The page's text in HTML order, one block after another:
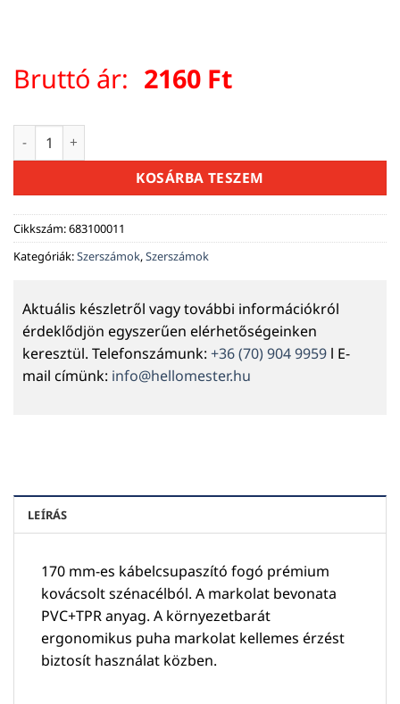
Bruttó ár: 2160 Ft
Blankoló fogó 170mm mennyiség
KOSÁRBA TESZEM
Cikkszám:683100011
Kategóriák:Szerszámok,Szerszámok
Aktuális készletről vagy további információkról
érdeklődjön egyszerűen elérhetőségeinken
keresztül. Telefonszámunk: +36 (70) 904 9959 l E-
mail címünk: info@hellomester.hu
LEÍRÁS
170 mm-es kábelcsupaszító fogó prémium
kovácsolt szénacélból. A markolat bevonata
PVC+TPR anyag. A környezetbarát
ergonomikus puha markolat kellemes érzést
biztosít használat közben.